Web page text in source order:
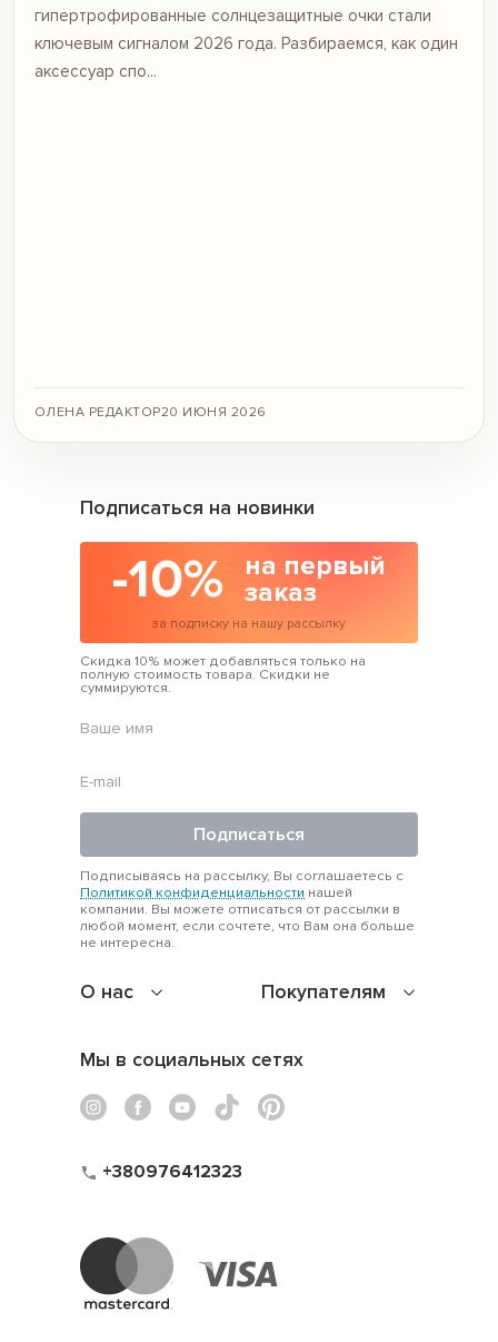
гипертрофированные солнцезащитные очки стали
ключевым сигналом 2026 года. Разбираемся, как один
аксессуар спо...
ОЛЕНА РЕДАКТОР20 ИЮНЯ 2026
О нас Покупателям
Подписаться на новинки
-10%
на первый
заказ
за подписку на нашу рассылку
Скидка 10% может добавляться только на
полную стоимость товара. Скидки не
суммируются.
Подписаться
Подписываясь на рассылку, Вы соглашаетесь с
Политикой конфиденциальности нашей
компании. Вы можете отписаться от рассылки в
любой момент, если сочтете, что Вам она больше
не интересна.
Мы в социальных сетях
+380976412323